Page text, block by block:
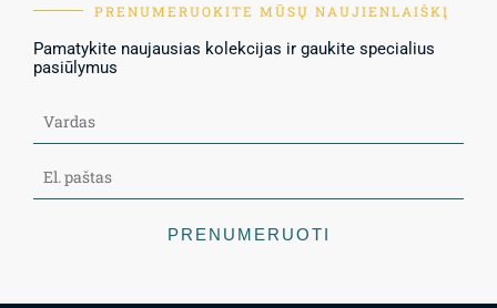
PRENUMERUOKITE MŪSŲ NAUJIENLAIŠKĮ
Pamatykite naujausias kolekcijas ir gaukite specialius
pasiūlymus
PRENUMERUOTI